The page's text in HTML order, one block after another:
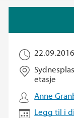
etasje
Anne
Legg til i